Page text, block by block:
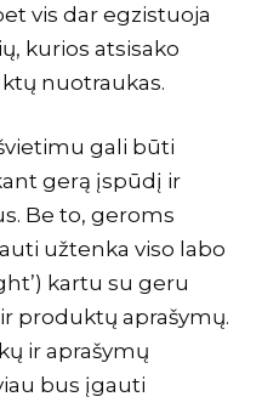
vis dar egzistuoja
kurios atsisako
nuotraukas.
gali būti
gerą įspūdį ir
Be to, geroms
užtenka viso labo
kartu su geru
produktų aprašymų.
ir aprašymų
bus įgauti